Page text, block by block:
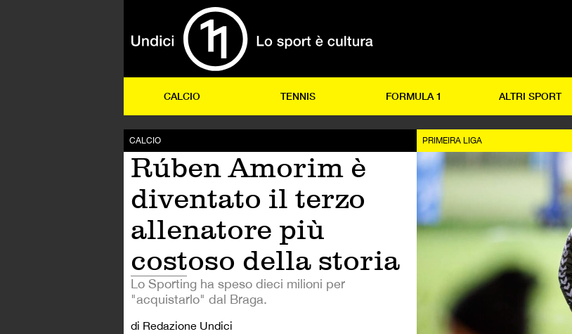
CALCIO TENNIS FORMULA 1 ALTRI SPORT
CALCIO
Rúben Amorim è
diventato il terzo
allenatore più
costoso della storia
Lo Sporting ha speso dieci milioni per
"acquistarlo" dal Braga.
di Redazione Undici
PRIMEIRA LIGA